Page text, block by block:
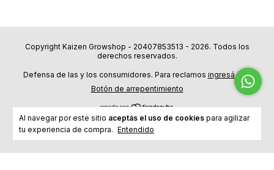
Al navegar por este sitio aceptás el uso de cookies para agilizar
tu experiencia de compra. Entendido
Copyright Kaizen Growshop - 20407853513 - 2026. Todos los
derechos reservados.
Defensa de las y los consumidores. Para reclamos ingresá acá.
Botón de arrepentimiento